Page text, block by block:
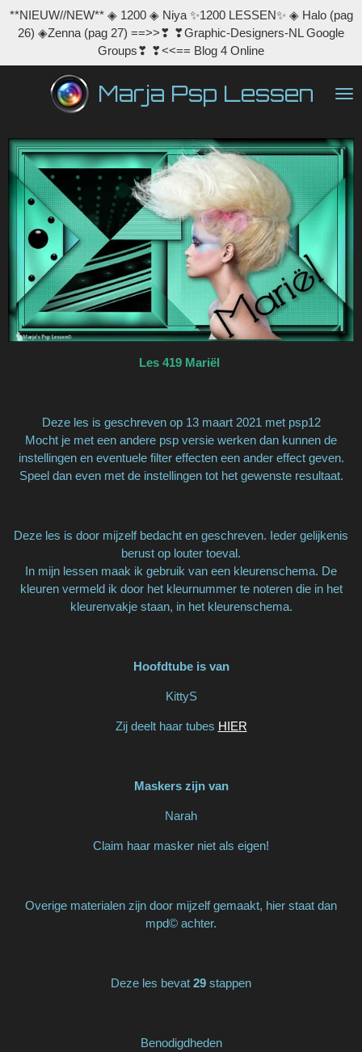
Ga
direct
de
hoofdinhoud
Marja Psp Lessen
**NIEUW//NEW** ◈ 1200 ◈ Niya ✨1200 LESSEN✨ ◈ Halo (pag
26) ◈Zenna (pag 27) ==>>❣ ❣Graphic-Designers-NL Google
Groups❣ ❣<<== Blog 4 Online
Les 419 Mariël
Deze les is geschreven op 13 maart 2021 met psp12
Mocht je met een andere psp versie werken dan kunnen de
instellingen en eventuele filter effecten een ander effect geven.
Speel dan even met de instellingen tot het gewenste resultaat.
Deze les is door mijzelf bedacht en geschreven. Ieder gelijkenis
berust op louter toeval.
In mijn lessen maak ik gebruik van een kleurenschema. De
kleuren vermeld ik door het kleurnummer te noteren die in het
kleurenvakje staan, in het kleurenschema.
Hoofdtube is van
KittyS
Zij deelt haar tubes HIER
Maskers zijn van
Narah
Claim haar masker niet als eigen!
Overige materialen zijn door mijzelf gemaakt, hier staat dan
mpd© achter.
Deze les bevat 29 stappen
Benodigdheden